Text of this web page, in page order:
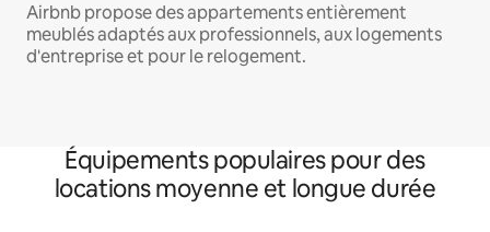
Airbnb propose des appartements entièrement
meublés adaptés aux professionnels, aux logements
d'entreprise et pour le relogement.
Équipements populaires pour des
locations moyenne et longue durée